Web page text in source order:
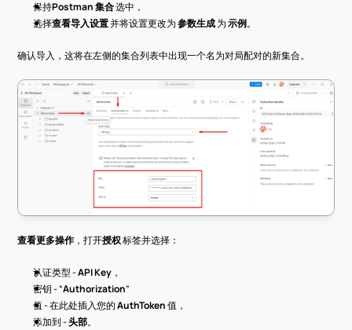
保持Postman 集合 选中，
选择查看导入设置 并将设置更改为 参数生成 为 示例。
确认导入，这将在左侧的集合列表中出现一个名为对局配对的新集合。
查看更多操作 ，打开授权 标签并选择：
认证类型 - API Key ，
密钥 - “Authorization”
值 - 在此处插入您的 AuthToken 值，
添加到 - 头部。